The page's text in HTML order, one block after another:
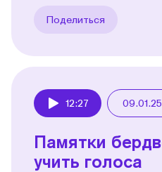
Поделиться
12:27 09.01.25
Памятки
учить голоса